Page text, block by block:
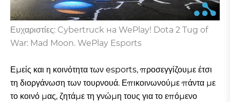
Ευχαριστίες: Cybertruck на WePlay! Dota 2 Tug of
War: Mad Moon. WePlay Esports
Εμείς και η κοινότητα των esports, προσεγγίζουμε έτσι
τη διοργάνωση των τουρνουά. Επικοινωνούμε πάντα με
το κοινό μας, ζητάμε τη γνώμη τους για το επόμενο